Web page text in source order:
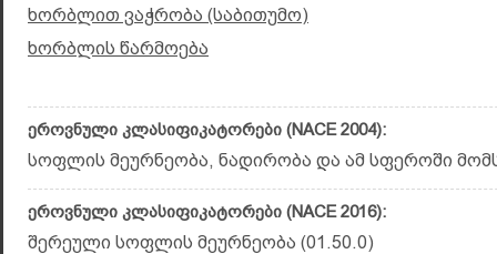
ხორბლით ვაჭრობა (საბითუმო)
ხორბლის წარმოება
ეროვნული კლასიფიკატორები (NACE 2004):
სოფლის მეურნეობა, ნადირობა და ამ სფეროში
ეროვნული კლასიფიკატორები (NACE 2016):
შერეული სოფლის მეურნეობა (01.50.0)